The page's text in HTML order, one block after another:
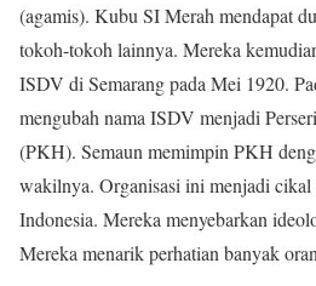
(agamis). Kubu SI Merah mendapat
tokoh-tokoh lainnya. Mereka
ISDV di Semarang pada Mei 1920.
mengubah nama ISDV menjadi
(PKH). Semaun memimpin PKH
wakilnya. Organisasi ini menjadi
Indonesia. Mereka menyebarkan
Mereka menarik perhatian banyak